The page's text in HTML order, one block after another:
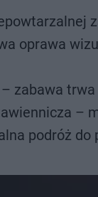
oprawa
zabawa
–
podróż do